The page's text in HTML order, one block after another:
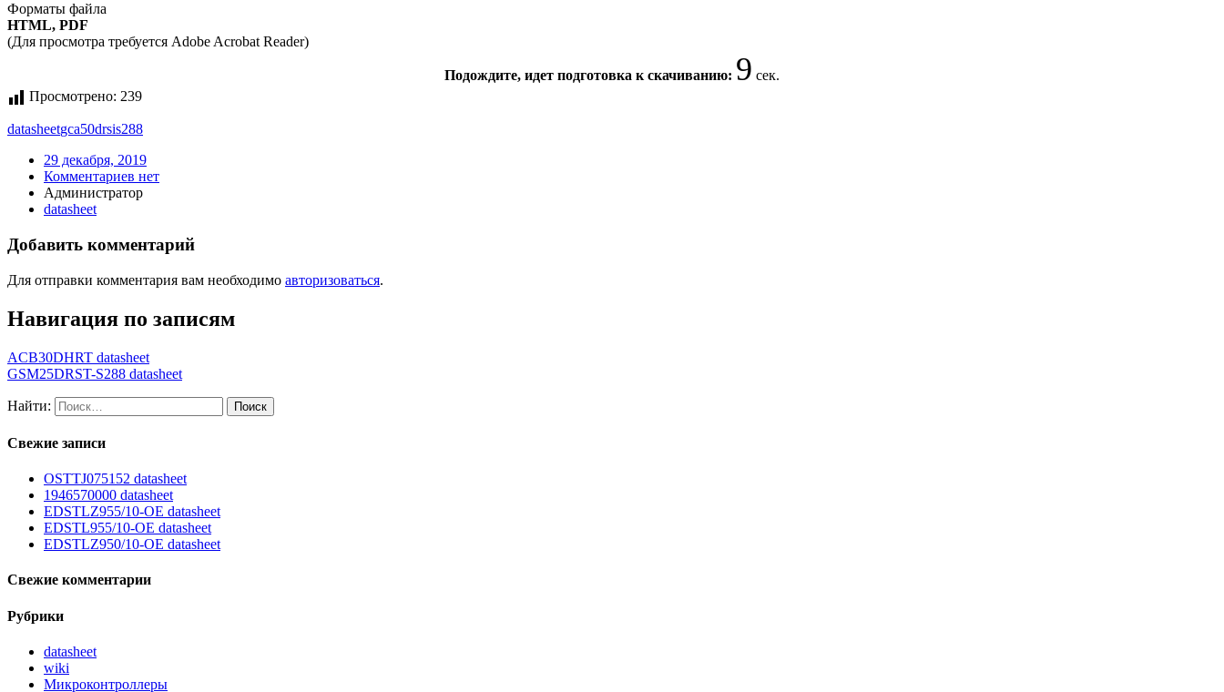
Форматы файла
HTML, PDF
(Для просмотра требуется Adobe Acrobat Reader)
Подождите, идет подготовка к скачиванию: 9 сек.
Просмотрено: 239
datasheetgca50drsis288
29 декабря, 2019
Комментариев нет
Администратор
datasheet
Добавить комментарий
Для отправки комментария вам необходимо авторизоваться.
Навигация по записям
ACB30DHRT datasheet
GSM25DRST-S288 datasheet
Найти:
Свежие записи
OSTTJ075152 datasheet
1946570000 datasheet
EDSTLZ955/10-OE datasheet
EDSTL955/10-OE datasheet
EDSTLZ950/10-OE datasheet
Свежие комментарии
Рубрики
datasheet
wiki
Микроконтроллеры